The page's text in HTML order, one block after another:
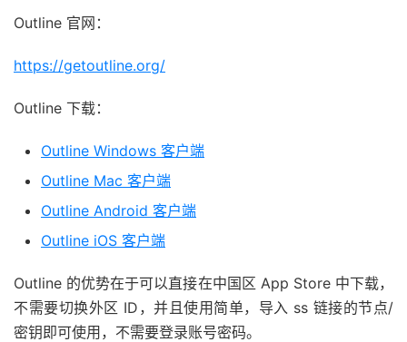
Outline 官网：
https://getoutline.org/
Outline 下载：
Outline Windows 客户端
Outline Mac 客户端
Outline Android 客户端
Outline iOS 客户端
Outline 的优势在于可以直接在中国区 App Store 中下载，
不需要切换外区 ID，并且使用简单，导入 ss 链接的节点/
密钥即可使用，不需要登录账号密码。